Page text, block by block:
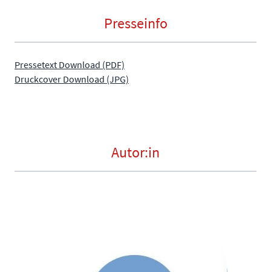
Presseinfo
Pressetext Download (PDF)
Druckcover Download (JPG)
Autor:in